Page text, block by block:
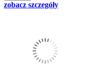
zobacz szczegóły